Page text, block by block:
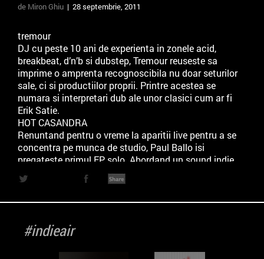
de Miron Ghiu | 28 septembrie, 2011
tremour
DJ cu peste 10 ani de experienta in zonele acid,
breakbeat, d’n’b si dubstep, Tremour reuseste sa
imprime o amprenta recognoscibila nu doar seturilor
sale, ci si productiilor proprii. Printre acestea se
numara si interpretari dub ale unor clasici cum ar fi
Erik Satie.
HOT CASANDRA
Renuntand pentru o vreme la aparitii live pentru a se
concentra pe munca de studio, Paul Ballo isi
pregateste primul EP solo. Abordand un sound indie
influentat atat de refrene pop, cu o usoara tenta
dark, cat si de melancolii electro, Hot Casandra isi
environments
Proiectul Environments, reprezentant al unui post-
#indieair